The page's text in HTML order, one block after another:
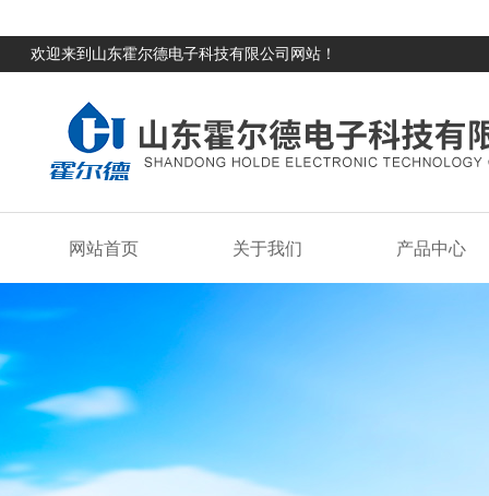
欢迎来到山东霍尔德电子科技有限公司网站！
网站首页 关于我们 产品中心